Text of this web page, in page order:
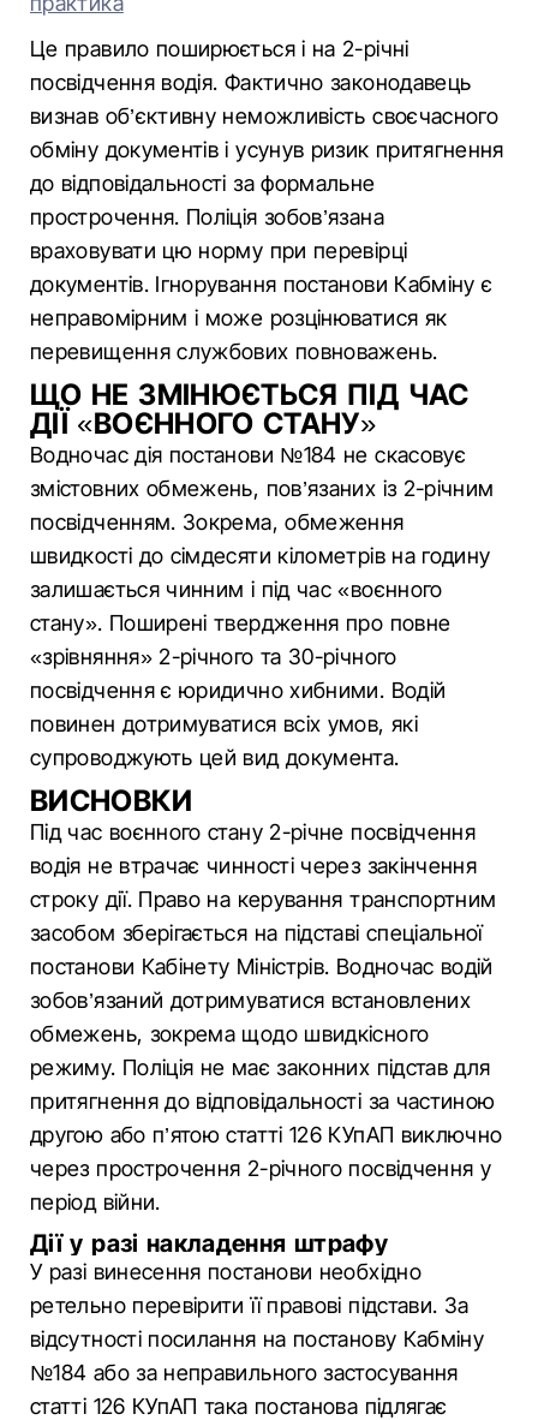
Це правило поширюється і на 2-річні
посвідчення водія. Фактично законодавець
визнав об’єктивну неможливість своєчасного
обміну документів і усунув ризик притягнення
до відповідальності за формальне
прострочення. Поліція зобов’язана
враховувати цю норму при перевірці
документів. Ігнорування постанови Кабміну є
неправомірним і може розцінюватися як
перевищення службових повноважень.
ЩО НЕ ЗМІНЮЄТЬСЯ ПІД ЧАС
ДІЇ «ВОЄННОГО СТАНУ»
Водночас дія постанови №184 не скасовує
змістовних обмежень, пов’язаних із 2-річним
посвідченням. Зокрема, обмеження
швидкості до сімдесяти кілометрів на годину
залишається чинним і під час «воєнного
стану». Поширені твердження про повне
«зрівняння» 2-річного та 30-річного
посвідчення є юридично хибними. Водій
повинен дотримуватися всіх умов, які
супроводжують цей вид документа.
ВИСНОВКИ
Під час воєнного стану 2-річне посвідчення
водія не втрачає чинності через закінчення
строку дії. Право на керування транспортним
засобом зберігається на підставі спеціальної
постанови Кабінету Міністрів. Водночас водій
зобов’язаний дотримуватися встановлених
обмежень, зокрема щодо швидкісного
режиму. Поліція не має законних підстав для
притягнення до відповідальності за частиною
другою або п’ятою статті 126 КУпАП виключно
через прострочення 2-річного посвідчення у
період війни.
Дії у разі накладення штрафу
У разі винесення постанови необхідно
ретельно перевірити її правові підстави. За
відсутності посилання на постанову Кабміну
№184 або за неправильного застосування
статті 126 КУпАП така постанова підлягає